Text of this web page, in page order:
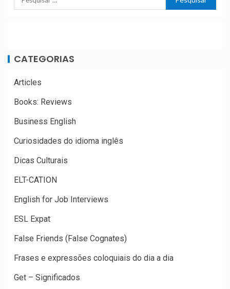
CATEGORIAS
Articles
Books: Reviews
Business English
Curiosidades do idioma inglês
Dicas Culturais
ELT-CATION
English for Job Interviews
ESL Expat
False Friends (False Cognates)
Frases e expressões coloquiais do dia a dia
Get – Significados